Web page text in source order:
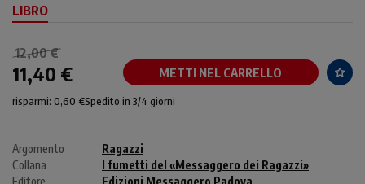
LIBRO
12,00 €
11,40 € METTI NEL CARRELLO
risparmi: 0,60 €Spedito in 3/4 giorni
Argomento
Ragazzi
Collana
I fumetti del «Messaggero dei Ragazzi»
Editore
Edizioni Messaggero Padova